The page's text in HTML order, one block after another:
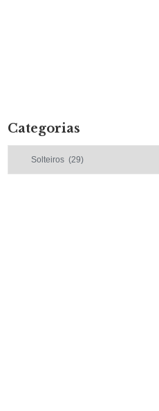
Categorias